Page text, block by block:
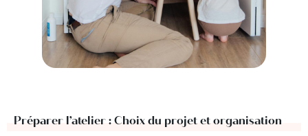
Préparer l’atelier : Choix du projet et organisation